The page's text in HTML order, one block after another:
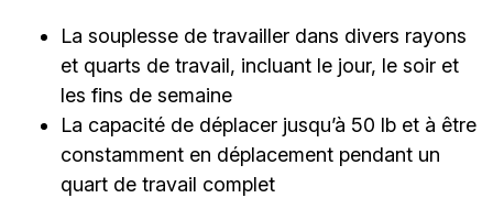
La souplesse de travailler dans divers rayons
et quarts de travail, incluant le jour, le soir et
les fins de semaine
La capacité de déplacer jusqu’à 50 lb et à être
constamment en déplacement pendant un
quart de travail complet